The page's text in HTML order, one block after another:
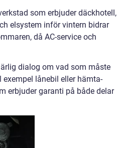
som erbjuder däckhotell,
elsystem inför vintern bidrar
då AC-service och
dialog om vad som måste
lånebil eller hämta-
erbjuder garanti på både delar